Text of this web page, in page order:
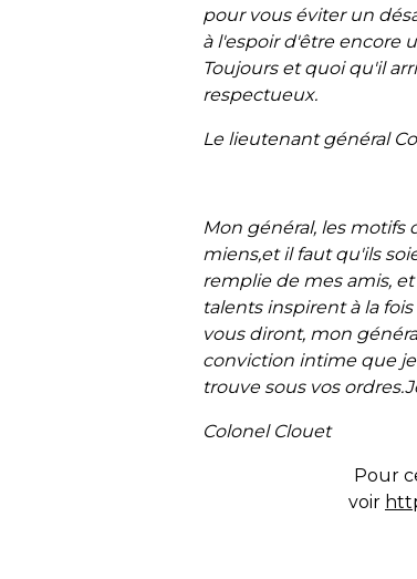
pour vous éviter un
à l'espoir d'être encore
Toujours et quoi qu'il
respectueux.
Le lieutenant général
Mon général, les
miens,et ilfaut qu'ils
remplie de mes amis,
talents inspirent à la fois
vous diront, mon
conviction intime que je
trouve sous vos
Colonel Clouet
Pour
voir